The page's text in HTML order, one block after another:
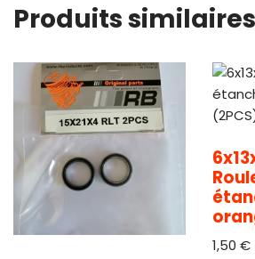
Produits similaires
1,50 €